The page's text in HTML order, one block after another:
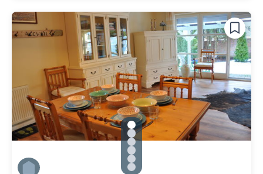
gallery.slide_selector
Zu Slide 1 wechseln
Zu Slide 2 wechseln
Zu Slide 3 wechseln
Zu Slide 4 wechseln
Zu Slide 5 wechseln